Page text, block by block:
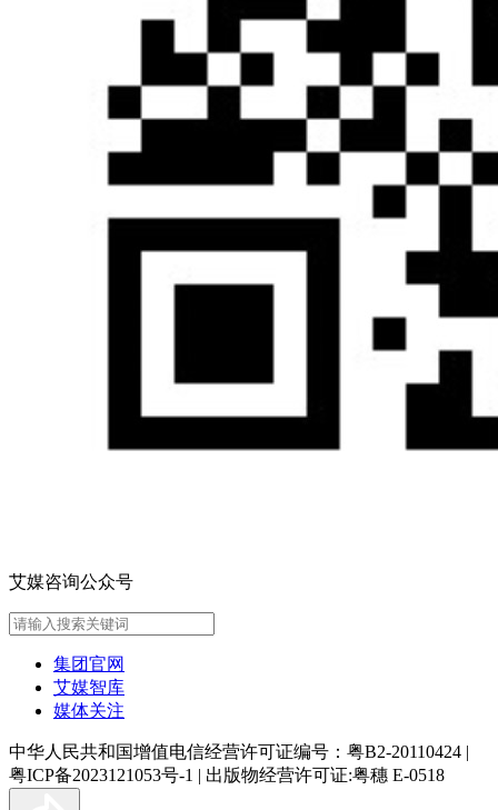
艾媒咨询公众号
集团官网
艾媒智库
媒体关注
中华人民共和国增值电信经营许可证编号：粤B2-20110424 |
粤ICP备2023121053号-1 | 出版物经营许可证:粤穗 E-0518